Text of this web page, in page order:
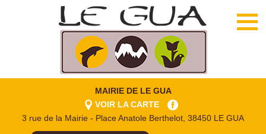
MAIRIE DE LE GUA
VOIR LA CARTE
3 rue de la Mairie - Place Anatole Berthelot, 38450 LE GUA